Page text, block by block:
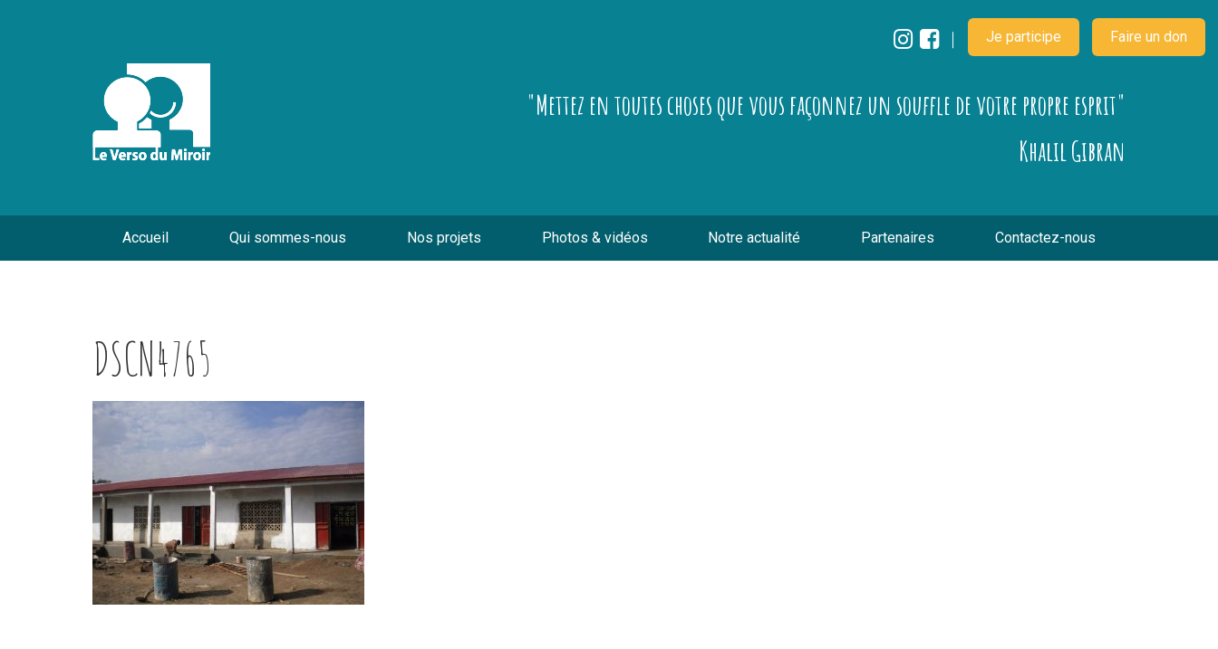
"Mettez en toutes choses que vous façonnez un souffle de votre propre esprit"
Khalil Gibran
Accueil Qui sommes-nous Nos projets Photos & vidéos Notre actualité Partenaires Contactez-nous
Je participe Faire un don
DSCN4765